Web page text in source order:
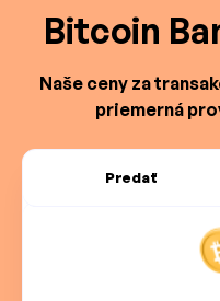
Bitcoin
Naše ceny za
priemerná
Predať